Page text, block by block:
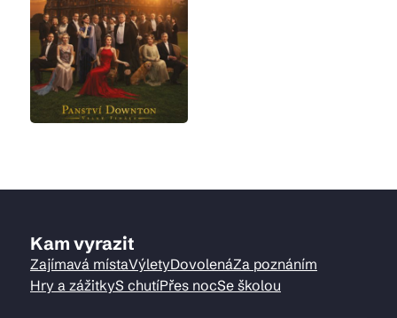
Kam vyrazit
Zajímavá místaVýletyDovolenáZa poznáním
Hry a zážitkyS chutíPřes nocSe školou